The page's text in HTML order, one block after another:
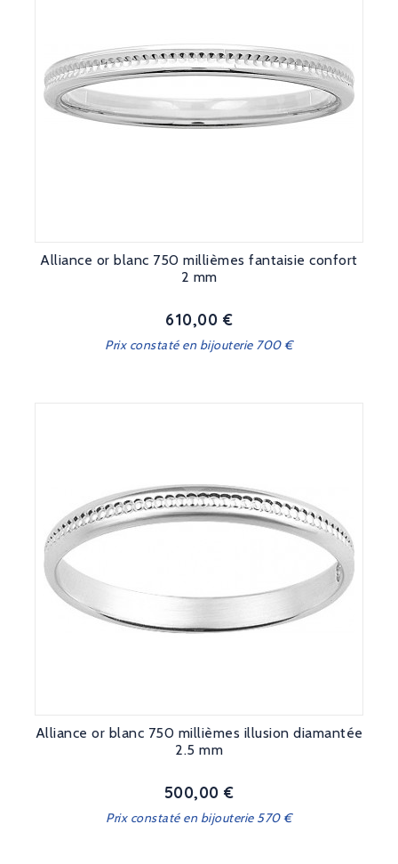
Alliance or blanc 750 millièmes fantaisie confort
2 mm
Prix
610,00 €
Prix constaté en bijouterie 700 €
Alliance or blanc 750 millièmes illusion diamantée
2.5 mm
Prix
500,00 €
Prix constaté en bijouterie 570 €